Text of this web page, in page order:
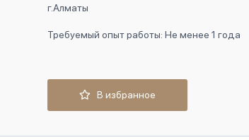
г.Алматы
Требуемый опыт работы: Не менее 1 года
В избранное